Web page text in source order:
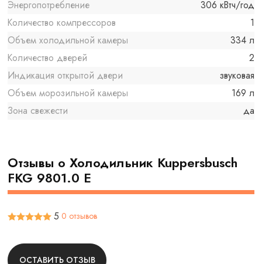
Энергопотребление
306 кВтч/год
Количество компрессоров
1
Объем холодильной камеры
334 л
Количество дверей
2
Индикация открытой двери
звуковая
Объем морозильной камеры
169 л
Зона свежести
да
Отзывы о Холодильник Kuppersbusch
FKG 9801.0 E
5 0 отзывов
ОСТАВИТЬ ОТЗЫВ